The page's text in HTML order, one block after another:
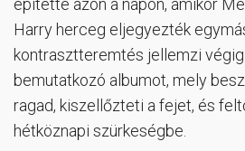
építette azon a napon, amikor
Harry herceg eljegyezték
kontrasztteremtés jellemzi
bemutatkozó albumot, mely
ragad, kiszellőzteti a fejet, és
hétköznapi szürkeségbe.